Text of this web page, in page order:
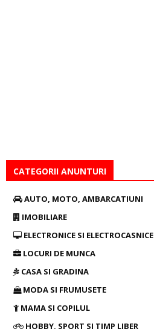
CATEGORII ANUNTURI
AUTO, MOTO, AMBARCATIUNI
IMOBILIARE
ELECTRONICE SI ELECTROCASNICE
LOCURI DE MUNCA
CASA SI GRADINA
MODA SI FRUMUSETE
MAMA SI COPILUL
HOBBY, SPORT SI TIMP LIBER